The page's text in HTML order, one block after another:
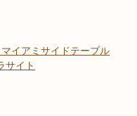
イアミサイドテーブル
イト